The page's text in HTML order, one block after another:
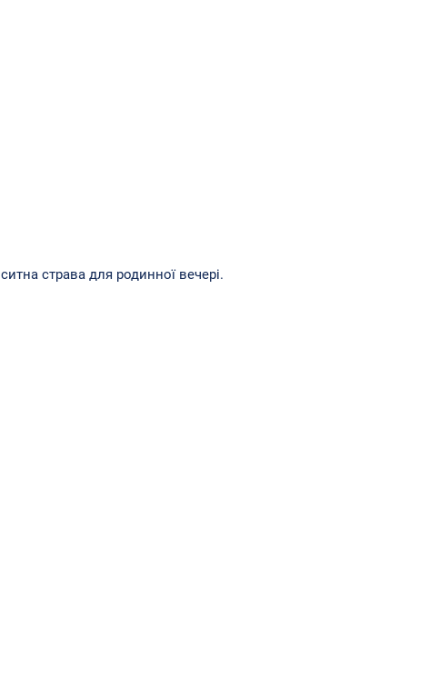
страва для родинної вечері.